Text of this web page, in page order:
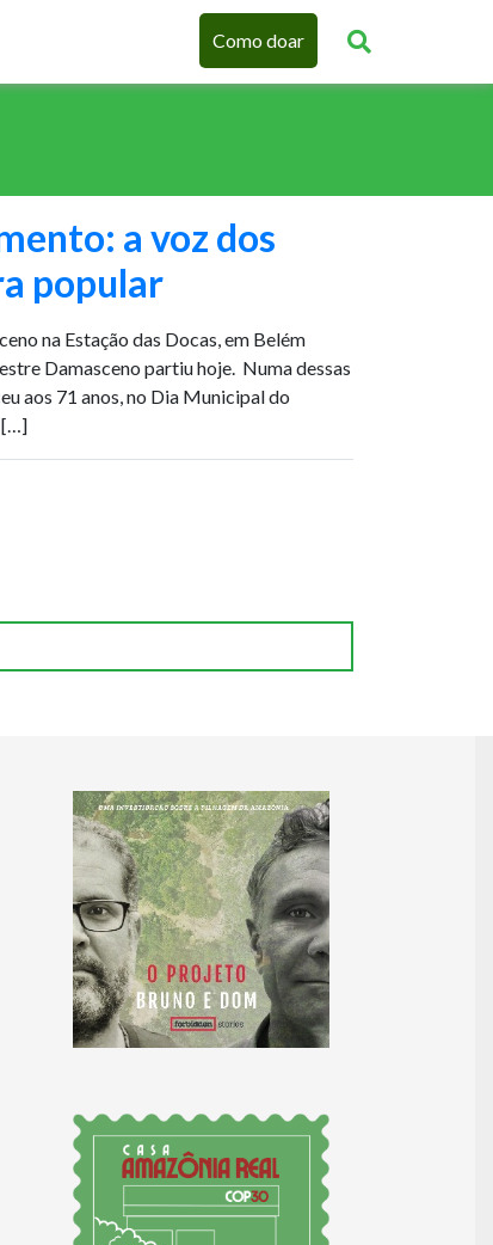
Como doar
a voz dos
popular
na Estação das Docas, em Belém
Damasceno partiu hoje. Numa dessas
aos 71 anos, no Dia Municipal do
[…]